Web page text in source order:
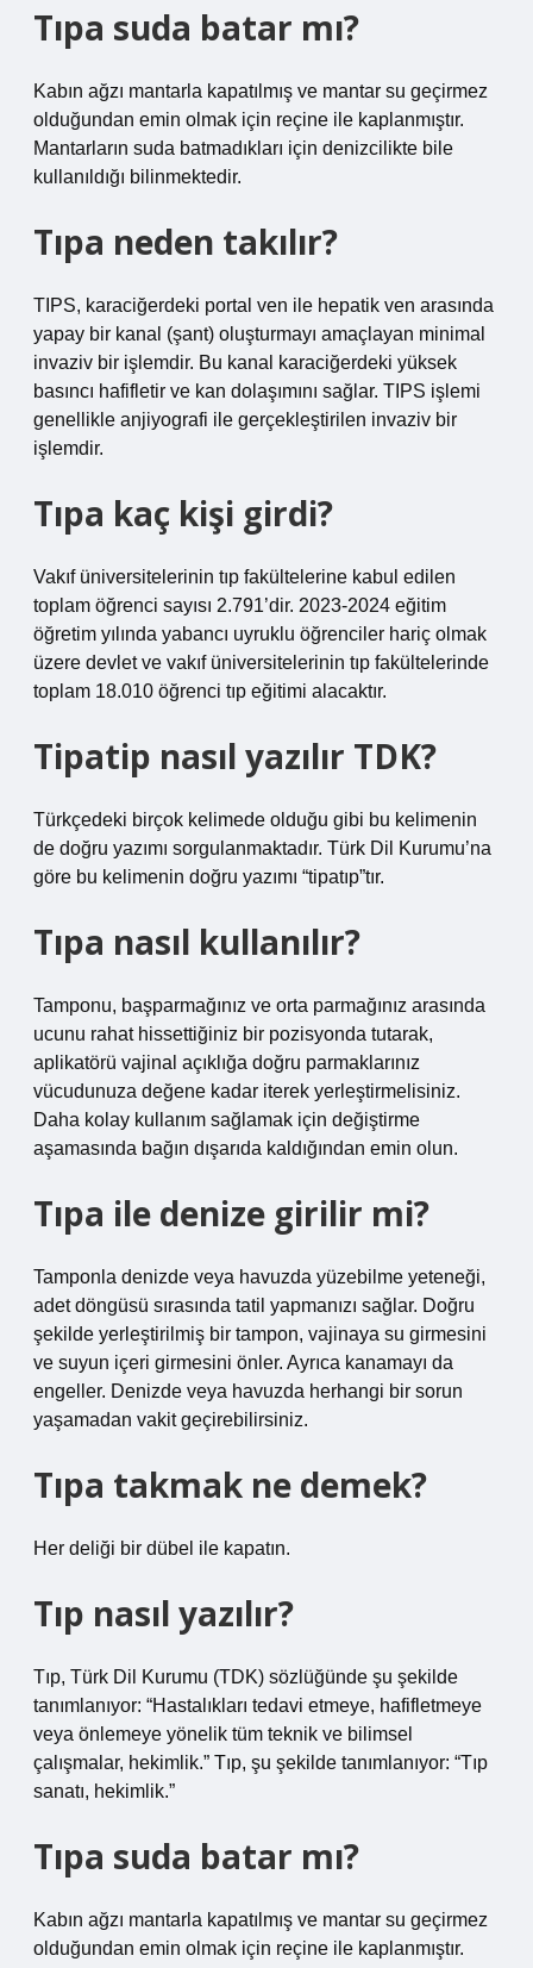
Tıpa suda batar mı?
Kabın ağzı mantarla kapatılmış ve mantar su geçirmez
olduğundan emin olmak için reçine ile kaplanmıştır.
Mantarların suda batmadıkları için denizcilikte bile
kullanıldığı bilinmektedir.
Tıpa neden takılır?
TIPS, karaciğerdeki portal ven ile hepatik ven arasında
yapay bir kanal (şant) oluşturmayı amaçlayan minimal
invaziv bir işlemdir. Bu kanal karaciğerdeki yüksek
basıncı hafifletir ve kan dolaşımını sağlar. TIPS işlemi
genellikle anjiyografi ile gerçekleştirilen invaziv bir
işlemdir.
Tıpa kaç kişi girdi?
Vakıf üniversitelerinin tıp fakültelerine kabul edilen
toplam öğrenci sayısı 2.791’dir. 2023-2024 eğitim
öğretim yılında yabancı uyruklu öğrenciler hariç olmak
üzere devlet ve vakıf üniversitelerinin tıp fakültelerinde
toplam 18.010 öğrenci tıp eğitimi alacaktır.
Tipatip nasıl yazılır TDK?
Türkçedeki birçok kelimede olduğu gibi bu kelimenin
de doğru yazımı sorgulanmaktadır. Türk Dil Kurumu’na
göre bu kelimenin doğru yazımı “tipatıp”tır.
Tıpa nasıl kullanılır?
Tamponu, başparmağınız ve orta parmağınız arasında
ucunu rahat hissettiğiniz bir pozisyonda tutarak,
aplikatörü vajinal açıklığa doğru parmaklarınız
vücudunuza değene kadar iterek yerleştirmelisiniz.
Daha kolay kullanım sağlamak için değiştirme
aşamasında bağın dışarıda kaldığından emin olun.
Tıpa ile denize girilir mi?
Tamponla denizde veya havuzda yüzebilme yeteneği,
adet döngüsü sırasında tatil yapmanızı sağlar. Doğru
şekilde yerleştirilmiş bir tampon, vajinaya su girmesini
ve suyun içeri girmesini önler. Ayrıca kanamayı da
engeller. Denizde veya havuzda herhangi bir sorun
yaşamadan vakit geçirebilirsiniz.
Tıpa takmak ne demek?
Her deliği bir dübel ile kapatın.
Tıp nasıl yazılır?
Tıp, Türk Dil Kurumu (TDK) sözlüğünde şu şekilde
tanımlanıyor: “Hastalıkları tedavi etmeye, hafifletmeye
veya önlemeye yönelik tüm teknik ve bilimsel
çalışmalar, hekimlik.” Tıp, şu şekilde tanımlanıyor: “Tıp
sanatı, hekimlik.”
Tıpa suda batar mı?
Kabın ağzı mantarla kapatılmış ve mantar su geçirmez
olduğundan emin olmak için reçine ile kaplanmıştır.